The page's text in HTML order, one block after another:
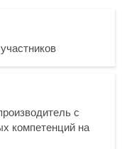
с
компетенций на